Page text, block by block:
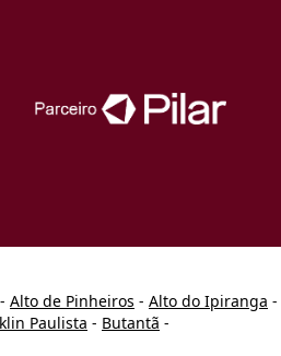
- Alto de Pinheiros - Alto do Ipiranga -
Paulista - Butantã -